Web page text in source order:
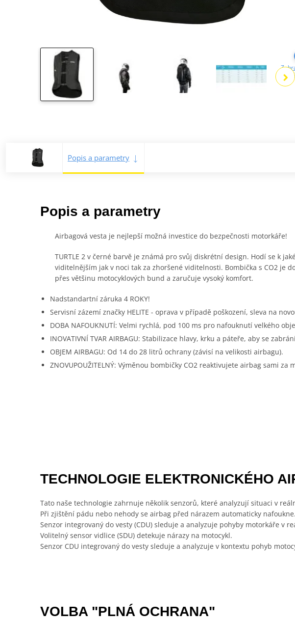
Popis a parametry
Popis a parametry
Airbagová vesta je nejlepší možná investice do bezpečnosti motorkáře!
TURTLE 2 v černé barvě je známá pro svůj diskrétní design. Hodí se k
viditelnějším jak v noci tak za zhoršené viditelnosti. Bombička s CO2 je
přes většinu motocyklových bund a zaručuje vysoký komfort.
Nadstandartní záruka 4 ROKY!
Servisní zázemí značky HELITE - oprava v případě poškození, sleva na
DOBA NAFOUKNUTÍ: Velmi rychlá, pod 100 ms pro nafouknutí velkého
INOVATIVNÍ TVAR AIRBAGU: Stabilizace hlavy, krku a páteře, aby se
OBJEM AIRBAGU: Od 14 do 28 litrů ochrany (závisí na velikosti airbagu).
ZNOVUPOUŽITELNÝ: Výměnou bombičky CO2 reaktivujete airbag sami za
TECHNOLOGIE ELEKTRONICKÉHO
Tato naše technologie zahrnuje několik senzorů, které analyzují situaci v
Při zjištění pádu nebo nehody se airbag před nárazem automaticky nafoukne.
Senzor integrovaný do vesty (CDU) sleduje a analyzuje pohyby motorkáře v
Volitelný sensor vidlice (SDU) detekuje nárazy na motocykl.
Senzor CDU integrovaný do vesty sleduje a analyzuje v kontextu pohyb
VOLBA "PLNÁ OCHRANA"